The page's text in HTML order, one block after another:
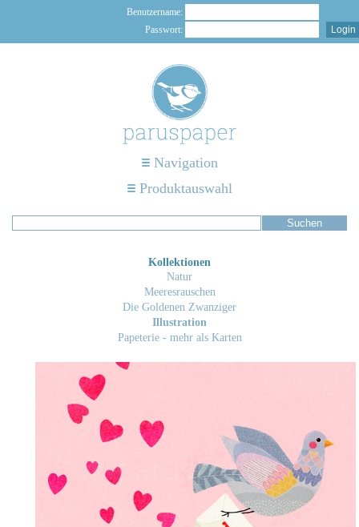
Benutzername:
Passwort:
Navigation
Produktauswahl
Kollektionen
Natur
Meeresrauschen
Die Goldenen Zwanziger
Illustration
Papeterie - mehr als Karten